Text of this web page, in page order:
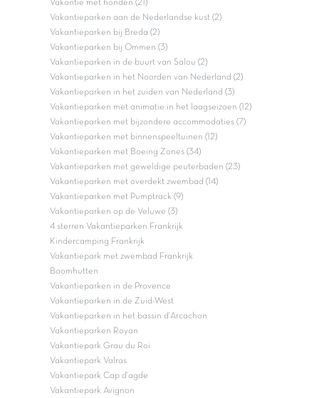
Vakantie met honden (21)
Vakantieparken aan de Nederlandse kust (2)
Vakantieparken bij Breda (2)
Vakantieparken bij Ommen (3)
Vakantieparken in de buurt van Salou (2)
Vakantieparken in het Noorden van Nederland (2)
Vakantieparken in het zuiden van Nederland (3)
Vakantieparken met animatie in het laagseizoen (12)
Vakantieparken met bijzondere accommodaties (7)
Vakantieparken met binnenspeeltuinen (12)
Vakantieparken met Boeing Zones (34)
Vakantieparken met geweldige peuterbaden (23)
Vakantieparken met overdekt zwembad (14)
Vakantieparken met Pumptrack (9)
Vakantieparken op de Veluwe (3)
4 sterren Vakantieparken Frankrijk
Kindercamping Frankrijk
Vakantiepark met zwembad Frankrijk
Boomhutten
Vakantieparken in de Provence
Vakantieparken in de Zuid-West
Vakantieparken in het bassin d'Arcachon
Vakantieparken Royan
Vakantiepark Grau du Roi
Vakantiepark Valras
Vakantiepark Cap d'agde
Vakantiepark Avignon